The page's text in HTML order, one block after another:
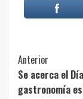
Post
Anterior
Se acerca el
gastronomía